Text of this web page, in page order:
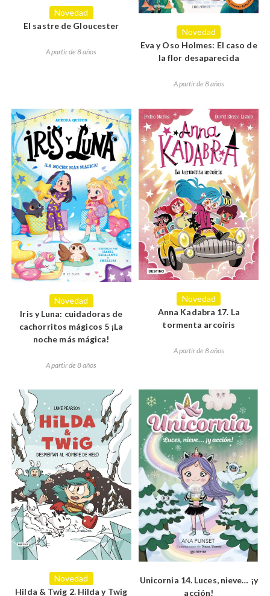
Novedad
El sastre de Gloucester
A partir de 8 años
Novedad
Eva y Oso Holmes: El caso de
la flor desaparecida
A partir de 8 años
Novedad
Iris y Luna: cuidadoras de
cachorritos mágicos 5 ¡La
noche más mágica!
A partir de 8 años
Novedad
Anna Kadabra 17. La
tormenta arcoíris
A partir de 8 años
Novedad
Hilda & Twig 2. Hilda y Twig
Unicornia 14. Luces, nieve… ¡y
acción!